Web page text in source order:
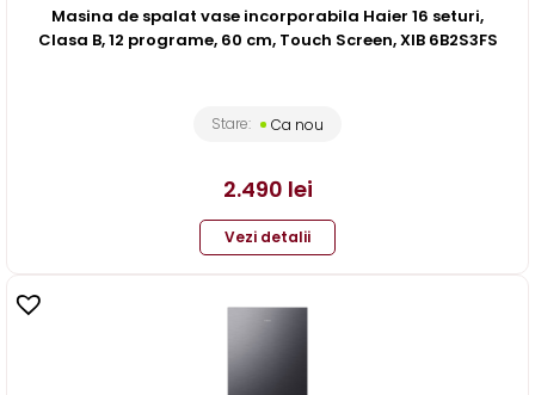
Masina de spalat vase incorporabila Haier 16 seturi,
Clasa B, 12 programe, 60 cm, Touch Screen, XIB 6B2S3FS
Stare: Ca nou
2.490 lei
Vezi detalii